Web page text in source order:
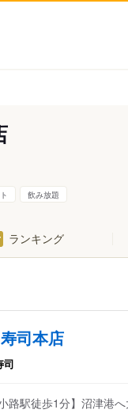
飲み放題
ランキング
司本店
司
路駅徒歩1分】沼津港